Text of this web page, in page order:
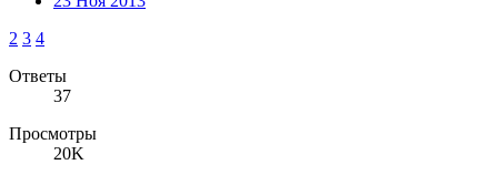
2 3 4
Ответы
37
Просмотры
20K